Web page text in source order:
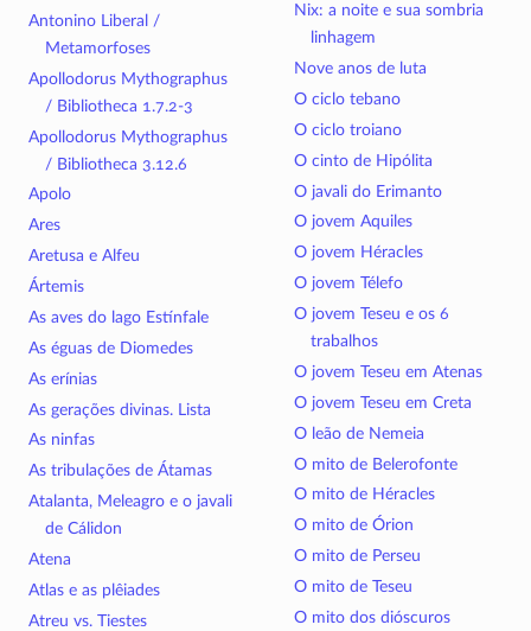
Antonino Liberal /
Metamorfoses
Apollodorus Mythographus
/ Bibliotheca 1.7.2-3
Apollodorus Mythographus
/ Bibliotheca 3.12.6
Apolo
Ares
Aretusa e Alfeu
Ártemis
As aves do lago Estínfale
As éguas de Diomedes
As erínias
As gerações divinas. Lista
As ninfas
As tribulações de Átamas
Atalanta, Meleagro e o javali
de Cálidon
Atena
Atlas e as plêiades
Atreu vs. Tiestes
Nix: a noite e sua sombria
linhagem
Nove anos de luta
O ciclo tebano
O ciclo troiano
O cinto de Hipólita
O javali do Erimanto
O jovem Aquiles
O jovem Héracles
O jovem Télefo
O jovem Teseu e os 6
trabalhos
O jovem Teseu em Atenas
O jovem Teseu em Creta
O leão de Nemeia
O mito de Belerofonte
O mito de Héracles
O mito de Órion
O mito de Perseu
O mito de Teseu
O mito dos dióscuros